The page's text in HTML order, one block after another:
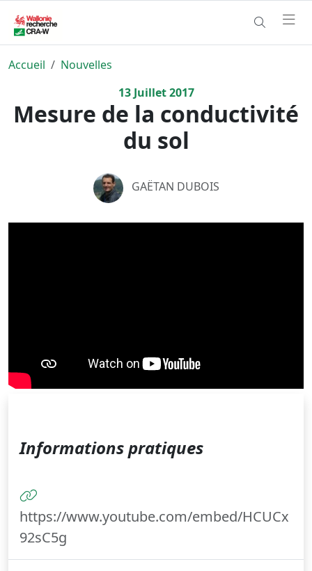
Accueil
Nouvelles
13Juillet2017
Mesure de la conductivité
du sol
GAËTAN DUBOIS
Informations pratiques
https://www.youtube.com/embed/HCUCx
92sC5g